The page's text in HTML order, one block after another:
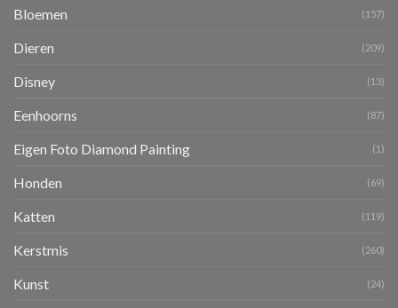
Bloemen (157)
Dieren (209)
Disney (13)
Eenhoorns (87)
Eigen Foto Diamond Painting (1)
Honden (69)
Katten (119)
Kerstmis (260)
Kunst (24)